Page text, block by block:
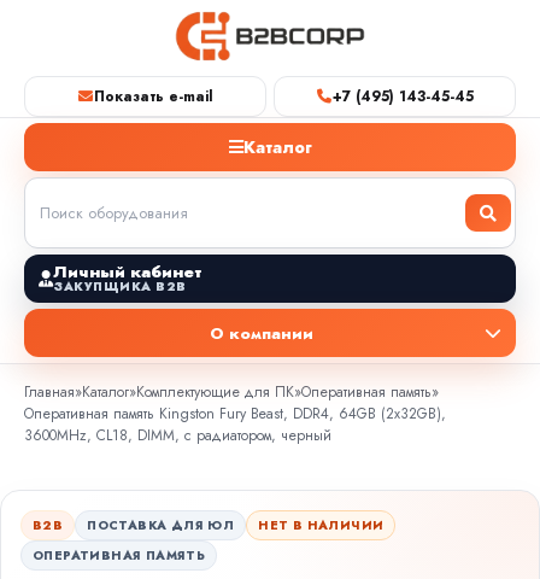
Показать e-mail +7 (495) 143-45-45
Каталог
Личный кабинет
ЗАКУПЩИКА B2B
О компании
Главная»Каталог»Комплектующие для ПК»Оперативная память»
Оперативная память Kingston Fury Beast, DDR4, 64GB (2x32GB),
3600MHz, CL18, DIMM, с радиатором, черный
B2B ПОСТАВКА ДЛЯ ЮЛ
НЕТ В НАЛИЧИИ
ОПЕРАТИВНАЯ ПАМЯТЬ